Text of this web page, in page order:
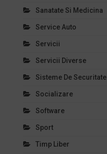
Sanatate Si Medicina
Service Auto
Servicii
Servicii Diverse
Sisteme De Securitate
Socializare
Software
Sport
Timp Liber